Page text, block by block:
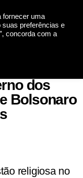
fornecer uma
suas preferências e
concorda com a
dos
Bolsonaro
religiosa no